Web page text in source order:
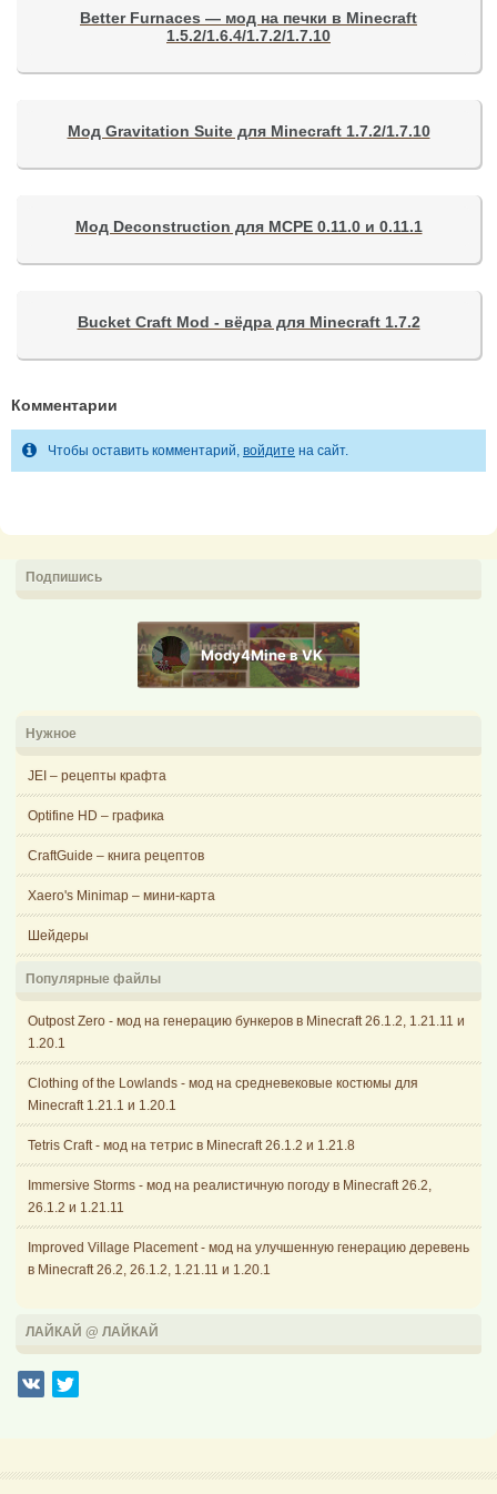
Better Furnaces — мод на печки в Minecraft
1.5.2/1.6.4/1.7.2/1.7.10
Мод Gravitation Suite для Minecraft 1.7.2/1.7.10
Мод Deconstruction для MСPE 0.11.0 и 0.11.1
Bucket Craft Mod - вёдра для Minecraft 1.7.2
Комментарии
Чтобы оставить комментарий, войдите на сайт.
Подпишись
Mody4Mine в VK
Нужное
JEI – рецепты крафта
Optifine HD – графика
CraftGuide – книга рецептов
Xaero's Minimap – мини-карта
Шейдеры
Популярные файлы
Outpost Zero - мод на генерацию бункеров в Minecraft 26.1.2, 1.21.11 и
1.20.1
Clothing of the Lowlands - мод на средневековые костюмы для
Minecraft 1.21.1 и 1.20.1
Tetris Craft - мод на тетрис в Minecraft 26.1.2 и 1.21.8
Immersive Storms - мод на реалистичную погоду в Minecraft 26.2,
26.1.2 и 1.21.11
Improved Village Placement - мод на улучшенную генерацию деревень
в Minecraft 26.2, 26.1.2, 1.21.11 и 1.20.1
ЛАЙКАЙ @ ЛАЙКАЙ